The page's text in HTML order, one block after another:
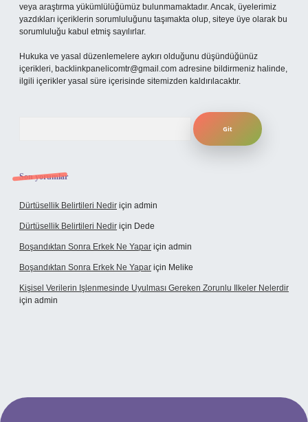
veya araştırma yükümlülüğümüz bulunmamaktadır. Ancak, üyelerimiz
yazdıkları içeriklerin sorumluluğunu taşımakta olup, siteye üye olarak bu
sorumluluğu kabul etmiş sayılırlar.
Hukuka ve yasal düzenlemelere aykırı olduğunu düşündüğünüz
içerikleri, backlinkpanelicomtr@gmail.com adresine bildirmeniz halinde,
ilgili içerikler yasal süre içerisinde sitemizden kaldırılacaktır.
Son yorumlar
Dürtüsellik Belirtileri Nedir için admin
Dürtüsellik Belirtileri Nedir için Dede
Boşandıktan Sonra Erkek Ne Yapar için admin
Boşandıktan Sonra Erkek Ne Yapar için Melike
Kişisel Verilerin Işlenmesinde Uyulması Gereken Zorunlu Ilkeler Nelerdir
için admin